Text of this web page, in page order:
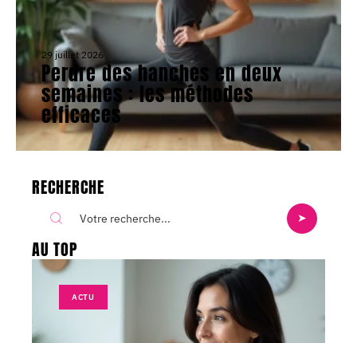
29 juillet 2026
Perdre des hanches en deux
semaines : les méthodes
efficaces
RECHERCHE
AU TOP
ACTU